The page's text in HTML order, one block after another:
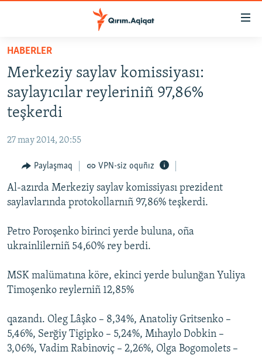
Esas
qaytmaq
Baş
navigatsiyağa
qaytmaq
Qıdıruvğa
qaytmaq
HABERLER
SİYASET
İQTİSADİYAT
MEDENİYET
İNSAN AQLARI
VİDEO
SÜRET
BLOGLAR
FİKİR
Русский
QOŞULIÑIZ!
HABERLER
Merkeziy saylav komissiyası:
saylayıcılar reyleriniñ 97,86%
teşkerdi
27 may 2014, 20:55
Paylaşmaq VPN-siz oquñız
Al-azırda Merkeziy saylav komissiyası prezident
saylavlarında protokollarnıñ 97,86% teşkerdi.
Petro Poroşenko birinci yerde buluna, oña
ukrainlilerniñ 54,60% rey berdi.
MSK malümatına köre, ekinci yerde bulunğan Yuliya
Timoşenko reylerniñ 12,85%
qazandı. Oleg Lâşko – 8,34%, Anatoliy Gritsenko –
5,46%, Serğiy Tigipko – 5,24%, Mıhaylo Dobkin –
3,06%, Vadim Rabinoviç – 2,26%, Olga Bogomolets –